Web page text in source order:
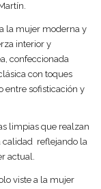
la mujer moderna y
interior y
confeccionada
con toques
entre sofisticación y
limpias que realzan
calidad reflejando la
actual.
viste a la mujer